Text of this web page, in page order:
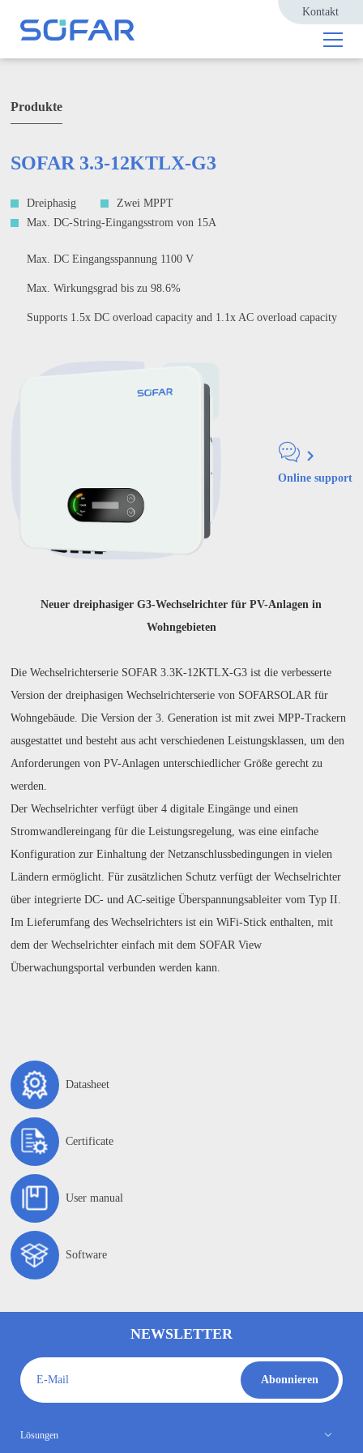
Kontakt
Produkte
SOFAR 3.3-12KTLX-G3
Dreiphasig
Zwei MPPT
Max. DC-String-Eingangsstrom von 15A
Max. DC Eingangsspannung 1100 V
Max. Wirkungsgrad bis zu 98.6%
Supports 1.5x DC overload capacity and 1.1x AC overload capacity
Online support
Neuer dreiphasiger G3-Wechselrichter für PV-Anlagen in
Wohngebieten
Die Wechselrichterserie SOFAR 3.3K-12KTLX-G3 ist die verbesserte
Version der dreiphasigen Wechselrichterserie von SOFARSOLAR für
Wohngebäude. Die Version der 3. Generation ist mit zwei MPP-Trackern
ausgestattet und besteht aus acht verschiedenen Leistungsklassen, um den
Anforderungen von PV-Anlagen unterschiedlicher Größe gerecht zu
werden.
Der Wechselrichter verfügt über 4 digitale Eingänge und einen
Stromwandlereingang für die Leistungsregelung, was eine einfache
Konfiguration zur Einhaltung der Netzanschlussbedingungen in vielen
Ländern ermöglicht. Für zusätzlichen Schutz verfügt der Wechselrichter
über integrierte DC- und AC-seitige Überspannungsableiter vom Typ II.
Im Lieferumfang des Wechselrichters ist ein WiFi-Stick enthalten, mit
dem der Wechselrichter einfach mit dem SOFAR View
Überwachungsportal verbunden werden kann.
Datasheet
Certificate
User manual
Software
NEWSLETTER
E-Mail Abonnieren
Lösungen